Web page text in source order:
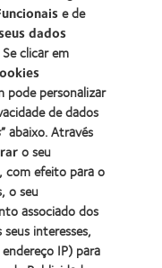
e de
dados
clicar em
pode personalizar
de dados
” abaixo. Através
o seu
com efeito para o
o seu
associado dos
interesses,
IP) para